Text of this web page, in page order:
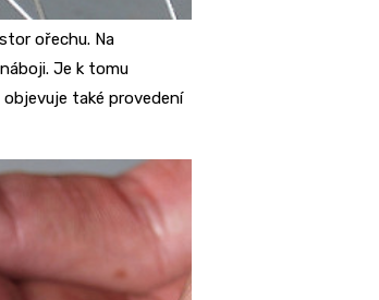
ořechu. Na
Je k tomu
také provedení